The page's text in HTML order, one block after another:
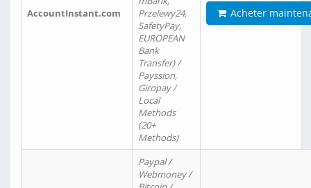
AccountInstant.com
Przelewy24,
SafetyPay,
EUROPEAN
Bank
Transfer) /
Payssion,
Giropay /
Local
Methods
(20+
Methods)
Acheter
Paypal /
Webmoney /